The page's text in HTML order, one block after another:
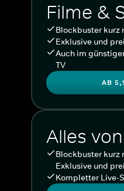
Filme &
Blockbuster kurz
Exklusive und
Auch im
TV
AB
Alles
Blockbuster kurz
Exklusive und
Kompletter Live-